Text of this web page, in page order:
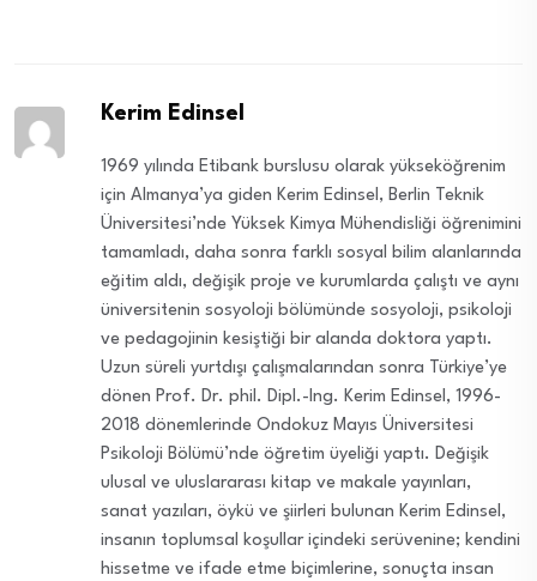
Kerim Edinsel
1969 yılında Etibank burslusu olarak yükseköğrenim
için Almanya’ya giden Kerim Edinsel, Berlin Teknik
Üniversitesi’nde Yüksek Kimya Mühendisliği öğrenimini
tamamladı, daha sonra farklı sosyal bilim alanlarında
eğitim aldı, değişik proje ve kurumlarda çalıştı ve aynı
üniversitenin sosyoloji bölümünde sosyoloji, psikoloji
ve pedagojinin kesiştiği bir alanda doktora yaptı.
Uzun süreli yurtdışı çalışmalarından sonra Türkiye’ye
dönen Prof. Dr. phil. Dipl.-Ing. Kerim Edinsel, 1996-
2018 dönemlerinde Ondokuz Mayıs Üniversitesi
Psikoloji Bölümü’nde öğretim üyeliği yaptı. Değişik
ulusal ve uluslararası kitap ve makale yayınları,
sanat yazıları, öykü ve şiirleri bulunan Kerim Edinsel,
insanın toplumsal koşullar içindeki serüvenine; kendini
hissetme ve ifade etme biçimlerine, sonuçta insan